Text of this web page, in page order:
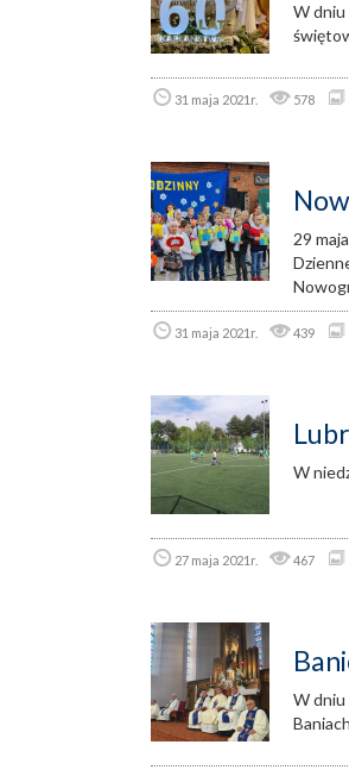
W dniu
31 maja 2021r. 578
29
31 maja 2021r. 439
W
27 maja 2021r. 467
W dniu